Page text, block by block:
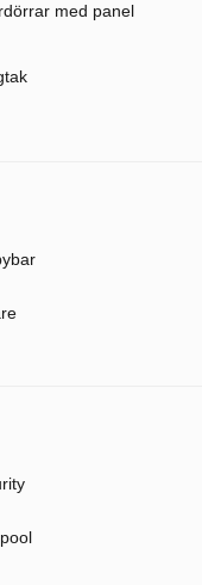
med panel